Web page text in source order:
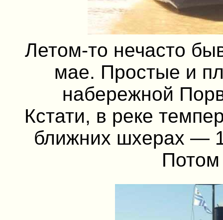
Летом-то нечасто
мае. Простые и
набережной
Кстати, в реке
ближних шхерах —